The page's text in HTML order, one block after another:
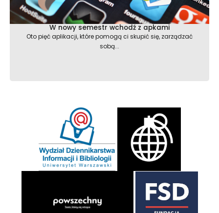
W nowy semestr wchodź z apkami
Oto pięć aplikacji, które pomogą ci skupić się, zarządzać
sobą...